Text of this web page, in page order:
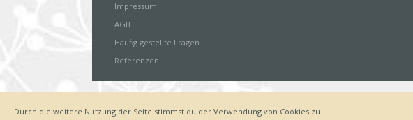
Impressum
AGB
Häufig gestellte Fragen
Referenzen
Durch die weitere Nutzung der Seite stimmst du der Verwendung von Cookies zu.